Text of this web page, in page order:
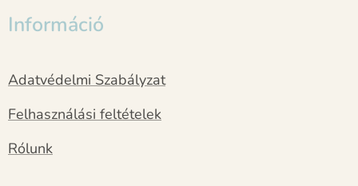
Információ
Adatvédelmi Szabályzat
Felhasználási feltételek
Rólunk